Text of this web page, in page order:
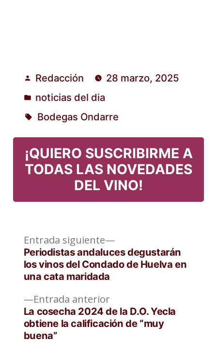
Publicado
por
Redacción 28 marzo, 2025
Publicado
en
noticias del dia
Bodegas Ondarre
¡QUIERO SUSCRIBIRME A
TODAS LAS NOVEDADES
DEL VINO!
Navegación
de
entradas
Entrada anteriorEntrada
anterior:
La cosecha 2024 de la D.O. Yecla
obtiene la calificación de “muy
buena”
Entrada siguiente
Entrada
siguiente:
Periodistas andaluces degustarán
los vinos del Condado de Huelva en
una cata maridada